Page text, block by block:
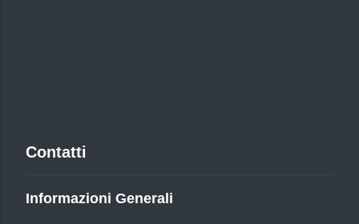
Contatti
Informazioni Generali